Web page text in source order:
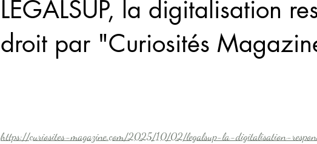
LEGALSUP, la digitalisation
droit par "Curiosités
https://curiosites-magazine.com/2025/10/02/legalsup-la-digitalisation-